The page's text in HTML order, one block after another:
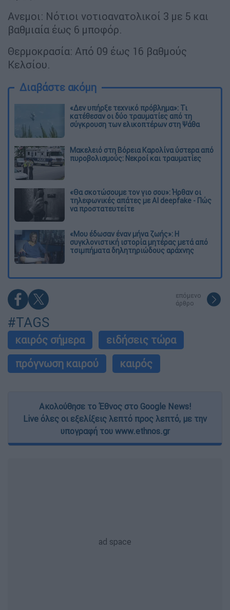
Ανεμοι: Νότιοι νοτιοανατολικοί 3 με 5 και
βαθμιαία έως 6 μποφόρ.
Θερμοκρασία: Από 09 έως 16 βαθμούς
Κελσίου.
Διαβάστε ακόμη
«Δεν υπήρξε τεχνικό πρόβλημα»: Τι
κατέθεσαν οι δύο τραυματίες από τη
σύγκρουση των ελικοπτέρων στη Ψάθα
Μακελειό στη Βόρεια Καρολίνα ύστερα από
πυροβολισμούς: Νεκροί και τραυματίες
«Θα σκοτώσουμε τον γιο σου»: Ήρθαν οι
τηλεφωνικές απάτες με AI deepfake - Πώς
να προστατευτείτε
«Μου έδωσαν έναν μήνα ζωής»: Η
συγκλονιστική ιστορία μητέρας μετά από
τσιμπήματα δηλητηριώδους αράχνης
επόμενο
άρθρο
#TAGS
καιρός σήμερα
ειδήσεις τώρα
πρόγνωση καιρού
καιρός
Ακολούθησε το Έθνος στο Google News!
Live όλες οι εξελίξεις λεπτό προς λεπτό, με την
υπογραφή του www.ethnos.gr